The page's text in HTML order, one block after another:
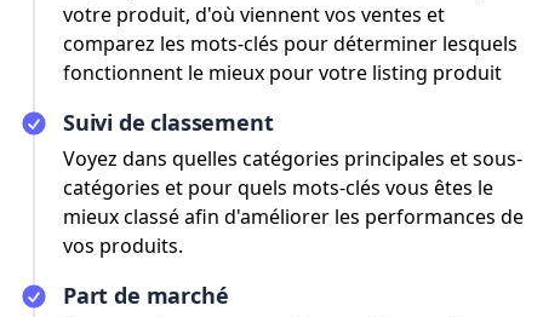
votre produit, d'où viennent vos ventes et
comparez les mots-clés pour déterminer lesquels
fonctionnent le mieux pour votre listing produit
Suivi de classement
Voyez dans quelles catégories principales et sous-
catégories et pour quels mots-clés vous êtes le
mieux classé afin d'améliorer les performances de
vos produits.
Part de marché